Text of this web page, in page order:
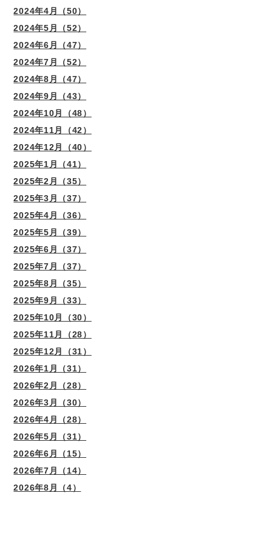
2024年4月（50）
2024年5月（52）
2024年6月（47）
2024年7月（52）
2024年8月（47）
2024年9月（43）
2024年10月（48）
2024年11月（42）
2024年12月（40）
2025年1月（41）
2025年2月（35）
2025年3月（37）
2025年4月（36）
2025年5月（39）
2025年6月（37）
2025年7月（37）
2025年8月（35）
2025年9月（33）
2025年10月（30）
2025年11月（28）
2025年12月（31）
2026年1月（31）
2026年2月（28）
2026年3月（30）
2026年4月（28）
2026年5月（31）
2026年6月（15）
2026年7月（14）
2026年8月（4）